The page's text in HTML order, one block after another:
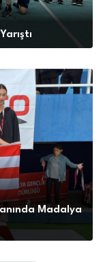
Madalya